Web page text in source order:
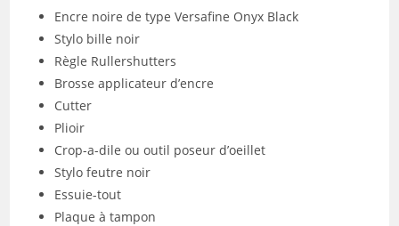
Encre noire de type Versafine Onyx Black
Stylo bille noir
Règle Rullershutters
Brosse applicateur d’encre
Cutter
Plioir
Crop-a-dile ou outil poseur d’oeillet
Stylo feutre noir
Essuie-tout
Plaque à tampon